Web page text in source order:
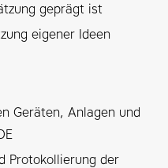
geprägt ist
eigener Ideen
Geräten, Anlagen und
Protokollierung der